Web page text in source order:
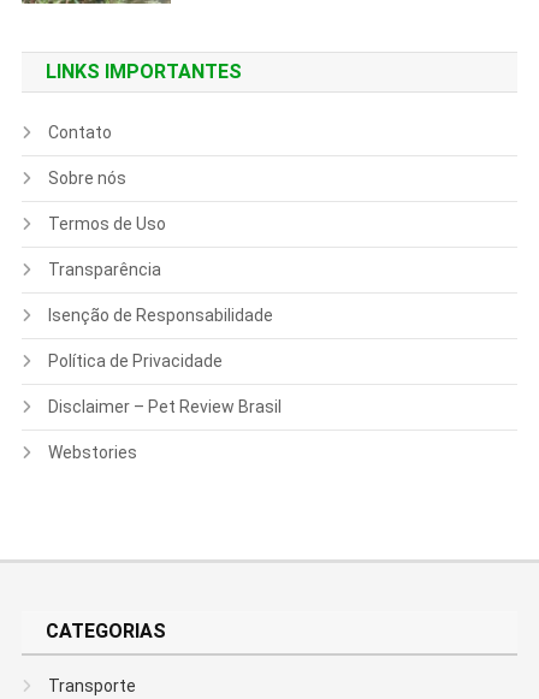
LINKS IMPORTANTES
Contato
Sobre nós
Termos de Uso
Transparência
Isenção de Responsabilidade
Política de Privacidade
Disclaimer – Pet Review Brasil
Webstories
CATEGORIAS
Transporte